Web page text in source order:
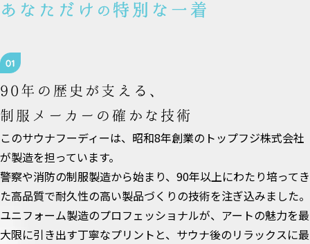
あなただけ の 特別な一着
90年の歴史が支える、
制服メーカーの確かな技術
このサウナフーディーは、昭和8年創業のトップフジ株式会社
が製造を担っています。
警察や消防の制服製造から始まり、90年以上にわたり培ってき
た高品質で耐久性の高い製品づくりの技術を注ぎ込みました。
ユニフォーム製造のプロフェッショナルが、アートの魅力を最
大限に引き出す丁寧なプリントと、サウナ後のリラックスに最